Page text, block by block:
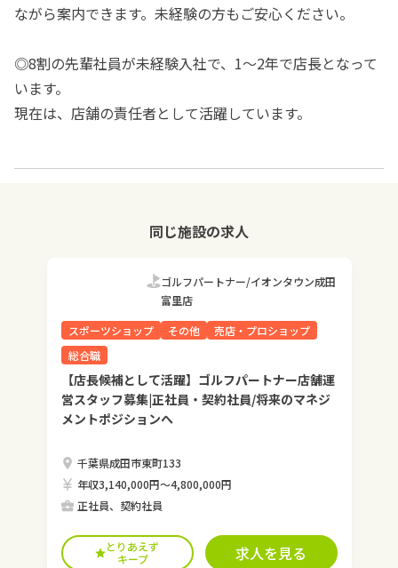
ながら案内できます。未経験の方もご安心ください。
◎8割の先輩社員が未経験入社で、1～2年で店長となって
います。
現在は、店舗の責任者として活躍しています。
同じ施設の求人
ゴルフパートナー/イオンタウン成田
富里店
スポーツショップ
その他
売店・プロショップ
総合職
【店長候補として活躍】ゴルフパートナー店舗運
営スタッフ募集|正社員・契約社員/将来のマネジ
メントポジションへ
千葉県成田市東町133
年収3,140,000円〜4,800,000円
正社員、契約社員
とりあえず
キープ
求人を見る